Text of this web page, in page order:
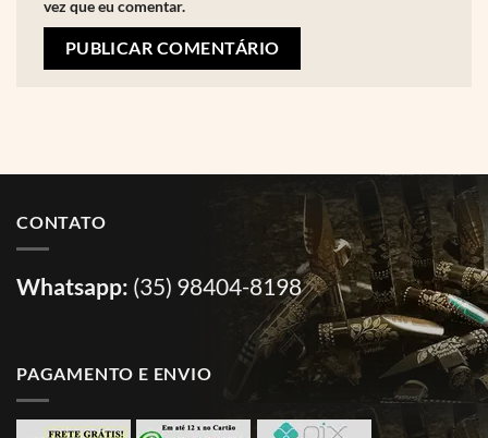
vez que eu comentar.
CONTATO
Whatsapp: (35) 98404-8198
PAGAMENTO E ENVIO